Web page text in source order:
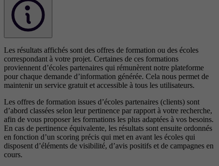
Les résultats affichés sont des offres de formation ou des écoles
correspondant à votre projet. Certaines de ces formations
proviennent d’écoles partenaires qui rémunèrent notre plateforme
pour chaque demande d’information générée. Cela nous permet de
maintenir un service gratuit et accessible à tous les utilisateurs.
Les offres de formation issues d’écoles partenaires (clients) sont
d’abord classées selon leur pertinence par rapport à votre recherche,
afin de vous proposer les formations les plus adaptées à vos besoins.
En cas de pertinence équivalente, les résultats sont ensuite ordonnés
en fonction d’un scoring précis qui met en avant les écoles qui
disposent d’éléments de visibilité, d’avis positifs et de campagnes en
cours.